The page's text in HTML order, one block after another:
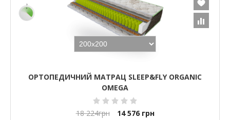
ОРТОПЕДИЧНИЙ МАТРАЦ SLEEP&FLY ORGANIC
OMEGA
18 224грн 14 576 грн